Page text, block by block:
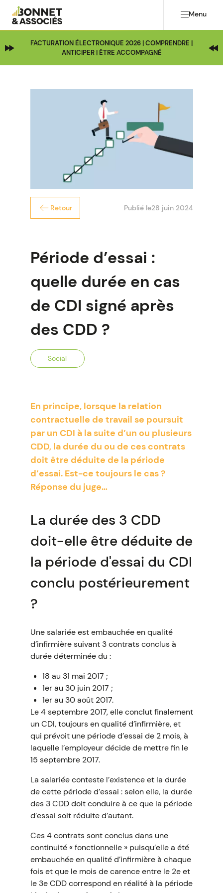
Menu
FACTURATION ÉLECTRONIQUE 2026 | COMPRENDRE |
ANTICIPER | ÊTRE ACCOMPAGNÉ
Retour Publié le28 juin 2024
Période d’essai :
quelle durée en cas
de CDI signé après
des CDD ?
Social
En principe, lorsque la relation
contractuelle de travail se poursuit
par un CDI à la suite d’un ou plusieurs
CDD, la durée du ou de ces contrats
doit être déduite de la période
d’essai. Est-ce toujours le cas ?
Réponse du juge…
La durée des 3 CDD
doit-elle être déduite de
la période d'essai du CDI
conclu postérieurement
?
Une salariée est embauchée en qualité
d’infirmière suivant 3 contrats conclus à
durée déterminée du :
18 au 31 mai 2017 ;
1er au 30 juin 2017 ;
1er au 30 août 2017.
Le 4 septembre 2017, elle conclut finalement
un CDI, toujours en qualité d’infirmière, et
qui prévoit une période d’essai de 2 mois, à
laquelle l’employeur décide de mettre fin le
15 septembre 2017.
La salariée conteste l’existence et la durée
de cette période d’essai : selon elle, la durée
des 3 CDD doit conduire à ce que la période
d’essai soit réduite d’autant.
Ces 4 contrats sont conclus dans une
continuité « fonctionnelle » puisqu’elle a été
embauchée en qualité d’infirmière à chaque
fois et que le mois de carence entre le 2e et
le 3e CDD correspond en réalité à la période